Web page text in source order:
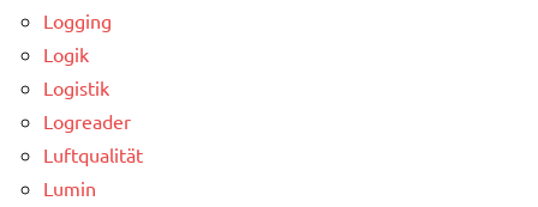
Logging
Logik
Logistik
Logreader
Luftqualität
Lumin